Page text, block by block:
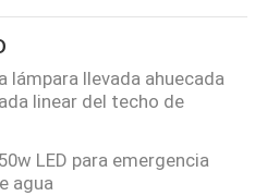
lámpara llevada ahuecada
linear del techo de
LED para emergencia
agua